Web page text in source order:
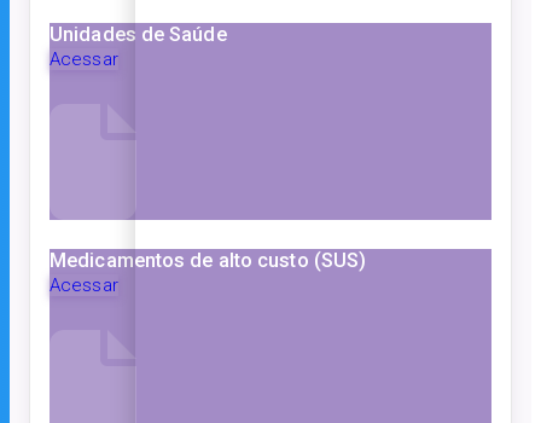
Unidades de Saúde
Acessar
Medicamentos de alto custo (SUS)
Acessar